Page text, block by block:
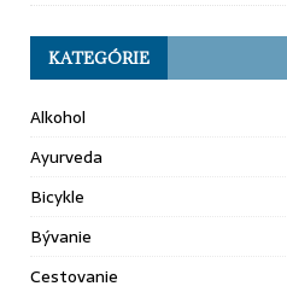
KATEGÓRIE
Alkohol
Ayurveda
Bicykle
Bývanie
Cestovanie